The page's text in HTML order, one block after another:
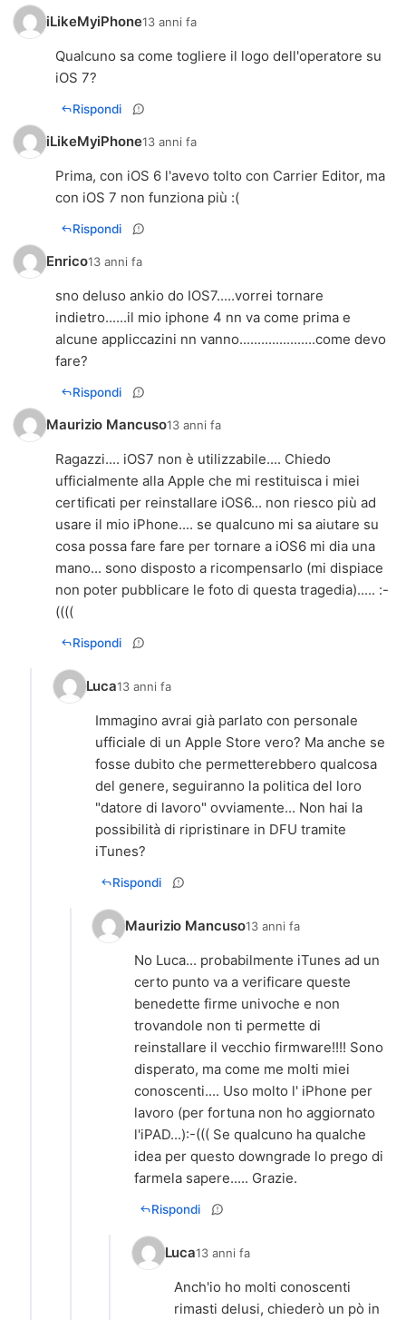
iLikeMyiPhone13 anni fa
Qualcuno sa come togliere il logo dell'operatore su
iOS 7?
Rispondi
iLikeMyiPhone13 anni fa
Prima, con iOS 6 l'avevo tolto con Carrier Editor, ma
con iOS 7 non funziona più :(
Rispondi
Enrico13 anni fa
sno deluso ankio do IOS7.....vorrei tornare
indietro......il mio iphone 4 nn va come prima e
alcune appliccazini nn vanno.....................come devo
fare?
Rispondi
Maurizio Mancuso13 anni fa
Ragazzi.... iOS7 non è utilizzabile.... Chiedo
ufficialmente alla Apple che mi restituisca i miei
certificati per reinstallare iOS6... non riesco più ad
usare il mio iPhone.... se qualcuno mi sa aiutare su
cosa possa fare fare per tornare a iOS6 mi dia una
mano... sono disposto a ricompensarlo (mi dispiace
non poter pubblicare le foto di questa tragedia)..... :-
((((
Rispondi
Luca13 anni fa
Immagino avrai già parlato con personale
ufficiale di un Apple Store vero? Ma anche se
fosse dubito che permetterebbero qualcosa
del genere, seguiranno la politica del loro
"datore di lavoro" ovviamente... Non hai la
possibilità di ripristinare in DFU tramite
iTunes?
Rispondi
Maurizio Mancuso13 anni fa
No Luca... probabilmente iTunes ad un
certo punto va a verificare queste
benedette firme univoche e non
trovandole non ti permette di
reinstallare il vecchio firmware!!!! Sono
disperato, ma come me molti miei
conoscenti.... Uso molto l' iPhone per
lavoro (per fortuna non ho aggiornato
l'iPAD...):-((( Se qualcuno ha qualche
idea per questo downgrade lo prego di
farmela sapere..... Grazie.
Rispondi
Luca13 anni fa
Anch'io ho molti conoscenti
rimasti delusi, chiederò un pò in